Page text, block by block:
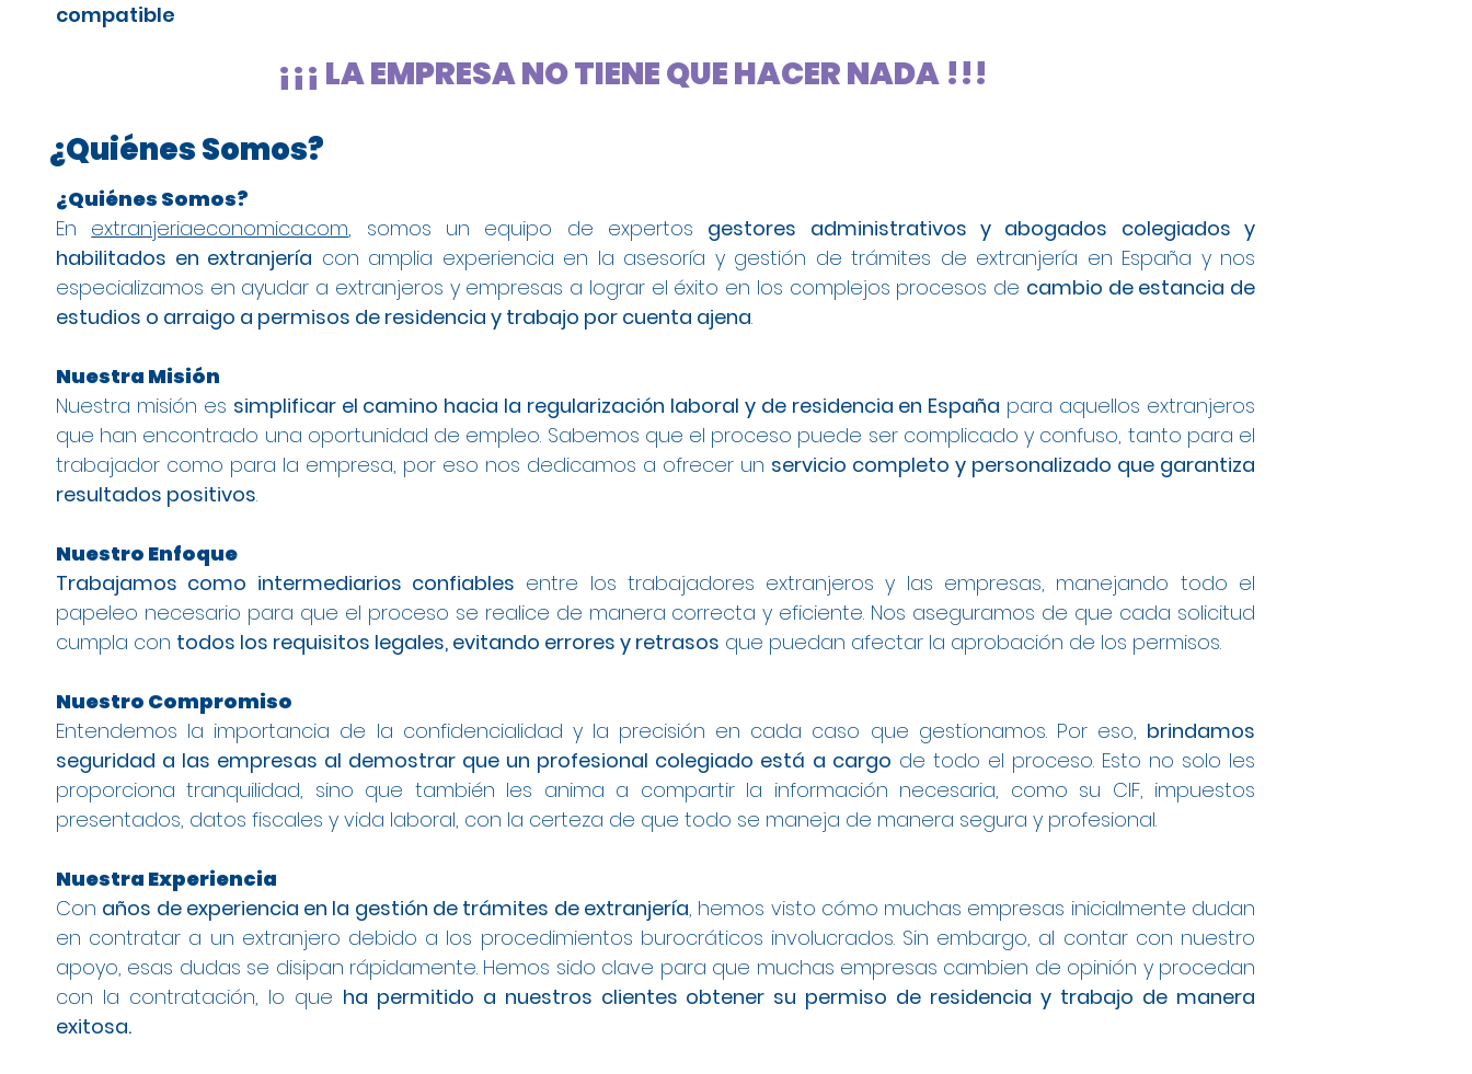
compatible
¡¡¡ LA EMPRESA NO TIENE QUE HACER NADA !!!
¿Quiénes Somos?
¿Quiénes Somos?
En extranjeriaeconomica.com, somos un equipo de expertos gestores administrativos y abogados colegiados y
habilitados en extranjería con amplia experiencia en la asesoría y gestión de trámites de extranjería en España y nos
especializamos en ayudar a extranjeros y empresas a lograr el éxito en los complejos procesos de cambio de estancia de
estudios o arraigo a permisos de residencia y trabajo por cuenta ajena.
Nuestra Misión
Nuestra misión es simplificar el camino hacia la regularización laboral y de residencia en España para aquellos extranjeros
que han encontrado una oportunidad de empleo. Sabemos que el proceso puede ser complicado y confuso, tanto para el
trabajador como para la empresa, por eso nos dedicamos a ofrecer un servicio completo y personalizado que garantiza
resultados positivos.
Nuestro Enfoque
Trabajamos como intermediarios confiables entre los trabajadores extranjeros y las empresas, manejando todo el
papeleo necesario para que el proceso se realice de manera correcta y eficiente. Nos aseguramos de que cada solicitud
cumpla con todos los requisitos legales, evitando errores y retrasos que puedan afectar la aprobación de los permisos.
Nuestro Compromiso
Entendemos la importancia de la confidencialidad y la precisión en cada caso que gestionamos. Por eso, brindamos
seguridad a las empresas al demostrar que un profesional colegiado está a cargo de todo el proceso. Esto no solo les
proporciona tranquilidad, sino que también les anima a compartir la información necesaria, como su CIF, impuestos
presentados, datos fiscales y vida laboral, con la certeza de que todo se maneja de manera segura y profesional.
Nuestra Experiencia
Con años de experiencia en la gestión de trámites de extranjería, hemos visto cómo muchas empresas inicialmente dudan
en contratar a un extranjero debido a los procedimientos burocráticos involucrados. Sin embargo, al contar con nuestro
apoyo, esas dudas se disipan rápidamente. Hemos sido clave para que muchas empresas cambien de opinión y procedan
con la contratación, lo que ha permitido a nuestros clientes obtener su permiso de residencia y trabajo de manera
exitosa.